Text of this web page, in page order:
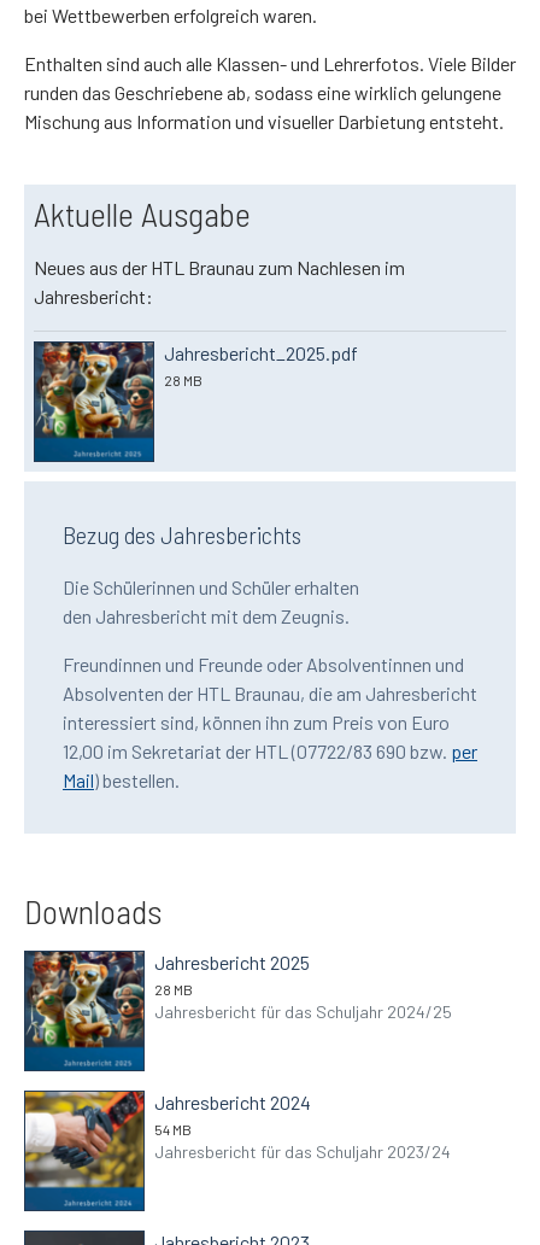
bei Wettbewerben erfolgreich waren.
Enthalten sind auch alle Klassen- und Lehrerfotos. Viele Bilder
runden das Geschriebene ab, sodass eine wirklich gelungene
Mischung aus Information und visueller Darbietung entsteht.
Aktuelle Ausgabe
Neues aus der HTL Braunau zum Nachlesen im
Jahresbericht:
Jahresbericht_2025.pdf
28 MB
Bezug des Jahresberichts
Die Schülerinnen und Schüler erhalten
den Jahresbericht mit dem Zeugnis.
Freundinnen und Freunde oder Absolventinnen und
Absolventen der HTL Braunau, die am Jahresbericht
interessiert sind, können ihn zum Preis von Euro
12,00 im Sekretariat der HTL (07722/83 690 bzw. per
Mail) bestellen.
Downloads
Jahresbericht 2025
28 MB
Jahresbericht für das Schuljahr 2024/25
Jahresbericht 2024
54 MB
Jahresbericht für das Schuljahr 2023/24